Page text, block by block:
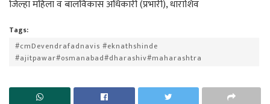
जिल्हा महिला व बालविकास अधिकारी (प्रभारी), धाराशिव
Tags:
#cmDevendrafadnavis #eknathshinde
#ajitpawar#osmanabad#dharashiv#maharashtra